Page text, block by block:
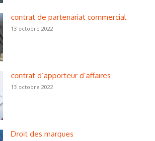
contrat de partenariat commercial
13 octobre 2022
contrat d’apporteur d’affaires
13 octobre 2022
Droit des marques